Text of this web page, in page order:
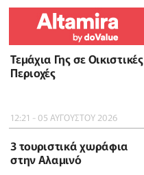
Τεμάχια Γης σε Οικιστικές
Περιοχές
12:21 - 05 ΑΥΓΟΥΣΤΟΥ 2026
3 τουριστικά χωράφια
στην Αλαμινό